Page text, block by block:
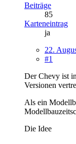
Beiträge
85
Karteneintrag
ja
22.
#1
Der Chevy ist
Versionen
Als ein
Die Idee